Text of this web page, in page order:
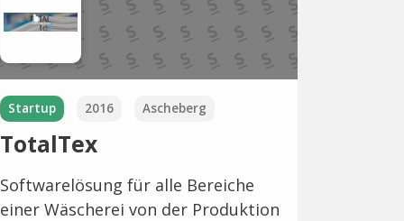
Startup 2016 Ascheberg
TotalTex
Softwarelösung für alle Bereiche
einer Wäscherei von der Produktion